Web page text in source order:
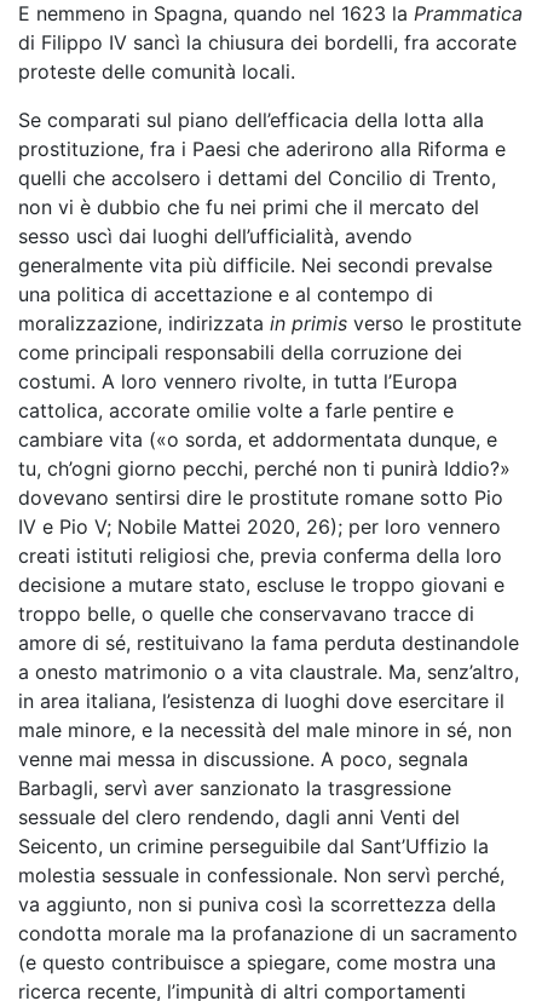
E nemmeno in Spagna, quando nel 1623 la Prammatica
di Filippo IV sancì la chiusura dei bordelli, fra accorate
proteste delle comunità locali.
Se comparati sul piano dell’efficacia della lotta alla
prostituzione, fra i Paesi che aderirono alla Riforma e
quelli che accolsero i dettami del Concilio di Trento,
non vi è dubbio che fu nei primi che il mercato del
sesso uscì dai luoghi dell’ufficialità, avendo
generalmente vita più difficile. Nei secondi prevalse
una politica di accettazione e al contempo di
moralizzazione, indirizzata in primis verso le prostitute
come principali responsabili della corruzione dei
costumi. A loro vennero rivolte, in tutta l’Europa
cattolica, accorate omilie volte a farle pentire e
cambiare vita («o sorda, et addormentata dunque, e
tu, ch’ogni giorno pecchi, perché non ti punirà Iddio?»
dovevano sentirsi dire le prostitute romane sotto Pio
IV e Pio V; Nobile Mattei 2020, 26); per loro vennero
creati istituti religiosi che, previa conferma della loro
decisione a mutare stato, escluse le troppo giovani e
troppo belle, o quelle che conservavano tracce di
amore di sé, restituivano la fama perduta destinandole
a onesto matrimonio o a vita claustrale. Ma, senz’altro,
in area italiana, l’esistenza di luoghi dove esercitare il
male minore, e la necessità del male minore in sé, non
venne mai messa in discussione. A poco, segnala
Barbagli, servì aver sanzionato la trasgressione
sessuale del clero rendendo, dagli anni Venti del
Seicento, un crimine perseguibile dal Sant’Uffizio la
molestia sessuale in confessionale. Non servì perché,
va aggiunto, non si puniva così la scorrettezza della
condotta morale ma la profanazione di un sacramento
(e questo contribuisce a spiegare, come mostra una
ricerca recente, l’impunità di altri comportamenti